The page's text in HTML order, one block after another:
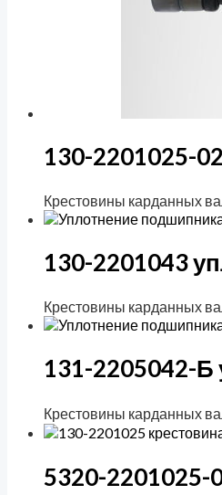
130-2201025-
Крестовины карданных
130-2201043
Крестовины карданных
131-2205042-
Крестовины карданных
5320-2201025-